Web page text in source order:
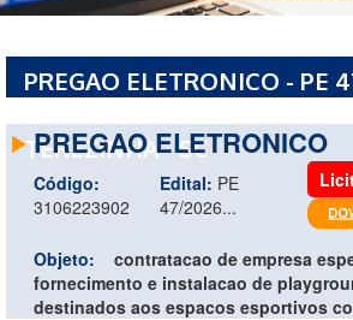
PREGAO ELETRONICO - PE
TEREZINHA - SC
PREGAO ELETRONICO
Código:
3106223902
Edital: PE
47/2026...
Objeto:
contratacao de empresa
fornecimento e instalacao de
destinados aos espacos esportivos